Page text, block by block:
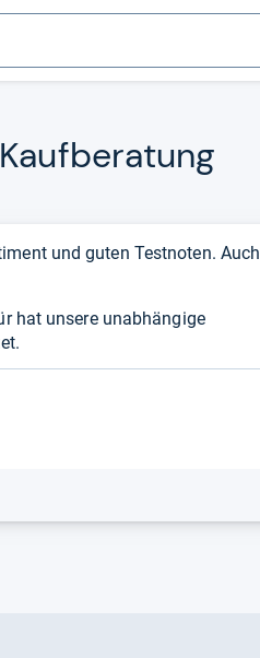
und guten Testnoten. Auch
hat unsere unabhängige